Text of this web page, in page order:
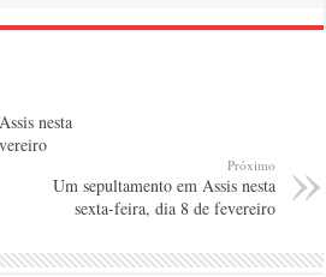
nesta
Próximo
Um sepultamento em Assis nesta
sexta-feira, dia 8 de fevereiro